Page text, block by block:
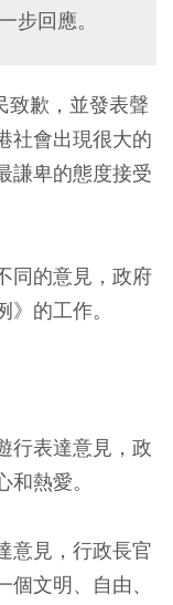
步回應。
致歉，並發表聲
社會出現很大的
謙卑的態度接受
同的意見，政府
的工作。
行表達意見，政
熱愛。
意見，行政長官
文明、自由、